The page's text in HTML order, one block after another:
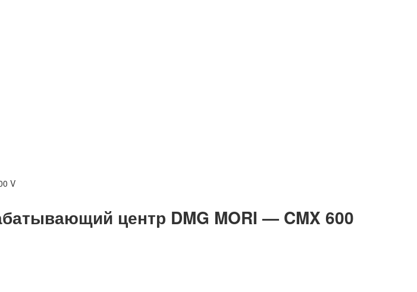
V
центр DMG MORI — CMX 600